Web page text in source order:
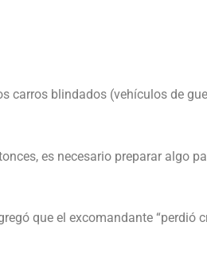
carros blindados (vehículos de
es necesario preparar algo
que el excomandante